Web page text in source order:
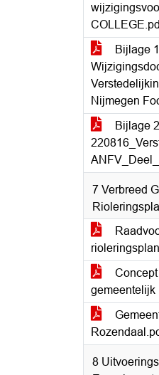
Bijlage
Nijmegen
Bijlage
7 Verbreed
gemeentelijk
8